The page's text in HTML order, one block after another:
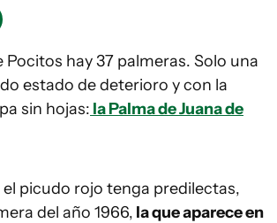
Pocitos hay 37 palmeras. Solo una
estado de deterioro y con la
sin hojas: la Palma de Juana de
el picudo rojo tenga predilectas,
del año 1966, la que aparece en